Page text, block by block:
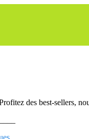
des best-sellers,